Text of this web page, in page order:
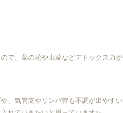
で、菜の花や山菜などデトックス力が
、気管支やリンパ管も不調が出やすい